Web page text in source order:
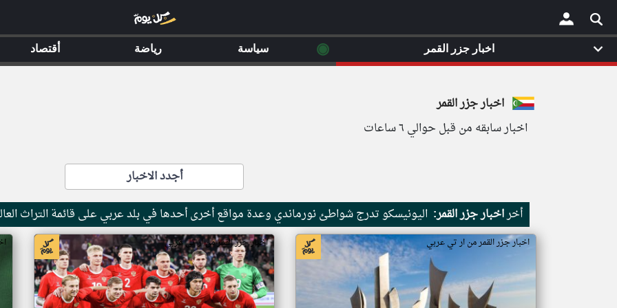
×
اخبار جزر القمر
اخبار سابقه من قبل حوالي ٦ ساعات
أجدد الاخبار
أخراخبار جزر القمر: اليونيسكو تدرج شواطئ نورماندي وعدة مواقع أخرى أحدها في بلد عربي على قائمة التراث
اخبار جزر القمر من ار تي عربي اخبار جزر القمر من ار تي عربي
اخبار جزر القمر ◉ سياسة رياضة أقتصاد